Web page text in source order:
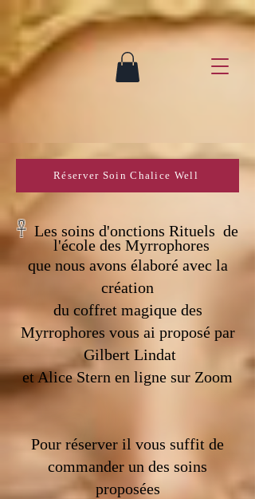
Réserver Soin Chalice Well
𓋹 Les soins d'onctions Rituels de
l'école des Myrrophores
que nous avons élaboré avec la
création
du coffret magique des
Myrrophores vous ai proposé par
Gilbert Lindat
et Alice Stern en ligne sur Zoom
Pour réserver il vous suffit de
commander un des soins
proposées